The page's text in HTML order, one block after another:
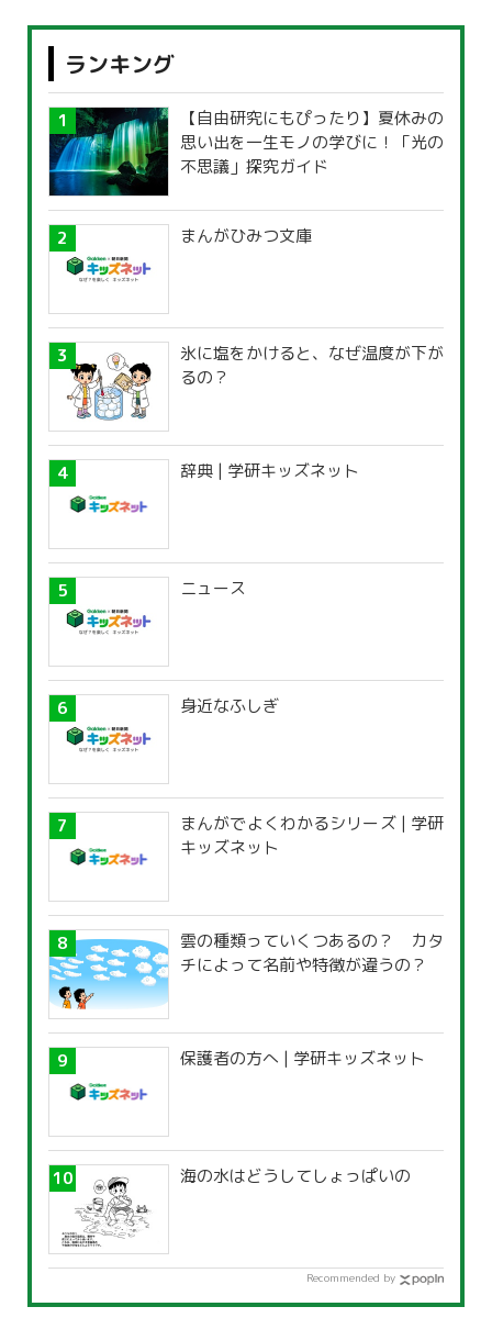
ランキング
【自由研究にもぴったり】夏休みの
思い出を一生モノの学びに！「光の
不思議」探究ガイド
まんがひみつ文庫
氷に塩をかけると、なぜ温度が下が
るの？
辞典 | 学研キッズネット
ニュース
身近なふしぎ
まんがでよくわかるシリーズ | 学研
キッズネット
雲の種類っていくつあるの？ カタ
チによって名前や特徴が違うの？
保護者の方へ | 学研キッズネット
海の水はどうしてしょっぱいの
Recommended by